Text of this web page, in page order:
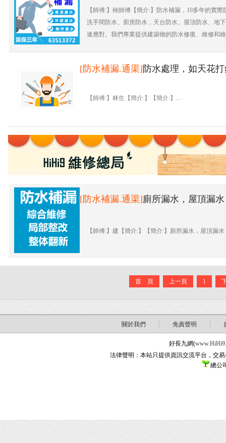
【師傅:】秧師傅【簡介:】防水補漏，10多年的實
洗手間防水、廚房防水，天台防水、屋頂防水、地
速應對。我們專業提供建築物的防水修復、維修和
[防水補漏.通渠] 防水處理，如天花
【師傅:】林生【簡介:】【簡介:】...
[防水補漏.通渠]廁所漏水，屋頂漏
【師傅:】建【簡介:】【簡介:】廁所漏水，屋頂漏
首 頁 上一頁 1
關於我們 免責聲明
好長九網(
法律聲明：本站只提供資訊交流平台，交
總公